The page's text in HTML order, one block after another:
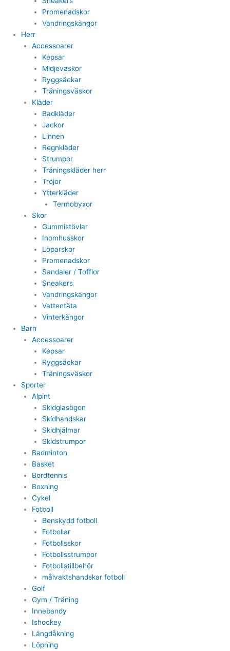
Promenadskor
Vandringskängor
Herr
Accessoarer
Kepsar
Midjeväskor
Ryggsäckar
Träningsväskor
Kläder
Badkläder
Jackor
Linnen
Regnkläder
Strumpor
Träningskläder herr
Tröjor
Ytterkläder
Termobyxor
Skor
Gummistövlar
Inomhusskor
Löparskor
Promenadskor
Sandaler / Tofflor
Sneakers
Vandringskängor
Vattentäta
Vinterkängor
Barn
Accessoarer
Kepsar
Ryggsäckar
Träningsväskor
Sporter
Alpint
Skidglasögon
Skidhandskar
Skidhjälmar
Skidstrumpor
Badminton
Basket
Bordtennis
Boxning
Cykel
Fotboll
Benskydd fotboll
Fotbollar
Fotbollsskor
Fotbollsstrumpor
Fotbollstillbehör
målvaktshandskar fotboll
Golf
Gym / Träning
Innebandy
Ishockey
Längdåkning
Löpning